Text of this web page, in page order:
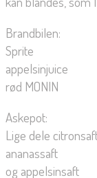
Brandbilen:
Sprite
appelsinjuice
rød MONIN
Askepot:
Lige dele
ananassaft
og appelsinsaft